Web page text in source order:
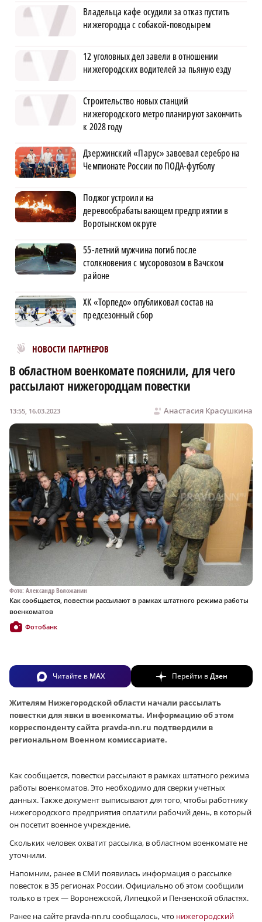
Владельца кафе осудили за отказ пустить
нижегородца с собакой-поводырем
12 уголовных дел завели в отношении
нижегородских водителей за пьяную езду
Строительство новых станций
нижегородского метро планируют закончить
к 2028 году
Дзержинский «Парус» завоевал серебро на
Чемпионате России по ПОДА-футболу
Поджог устроили на
деревообрабатывающем предприятии в
Воротынском округе
55-летний мужчина погиб после
столкновения с мусоровозом в Вачском
районе
ХК «Торпедо» опубликовал состав на
предсезонный сбор
НОВОСТИ ПАРТНЕРОВ
Новости МирТесен
В областном военкомате пояснили, для чего
рассылают нижегородцам повестки
Анастасия Красушкина
13:55, 16.03.2023
Фото: Александр Воложанин
Как сообщается, повестки рассылают в рамках штатного режима работы
военкоматов
Фотобанк
Читайте в MAX Перейти вДзен
Жителям Нижегородской области начали рассылать
повестки для явки в военкоматы. Информацию об этом
корреспонденту сайта pravda-nn.ru подтвердили в
региональном Военном комиссариате.
Как сообщается, повестки рассылают в рамках штатного режима
работы военкоматов. Это необходимо для сверки учетных
данных. Также документ выписывают для того, чтобы работнику
нижегородского предприятия оплатили рабочий день, в который
он посетит военное учреждение.
Скольких человек охватит рассылка, в областном военкомате не
уточнили.
Напомним, ранее в СМИ появилась информация о рассылке
повесток в 35 регионах России. Официально об этом сообщили
только в трех — Воронежской, Липецкой и Пензенской областях.
Ранее на сайте pravda-nn.ru сообщалось, что нижегородский